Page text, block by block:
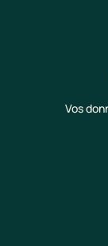
Vos